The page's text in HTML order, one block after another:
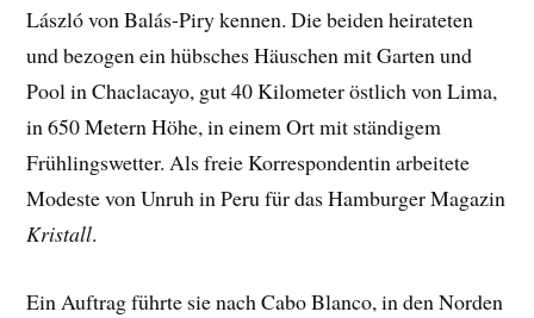
László von Balás-Piry kennen. Die beiden heirateten
und bezogen ein hübsches Häuschen mit Garten und
Pool in Chaclacayo, gut 40 Kilometer östlich von Lima,
in 650 Metern Höhe, in einem Ort mit ständigem
Frühlingswetter. Als freie Korrespondentin arbeitete
Modeste von Unruh in Peru für das Hamburger Magazin
Kristall.
Ein Auftrag führte sie nach Cabo Blanco, in den Norden